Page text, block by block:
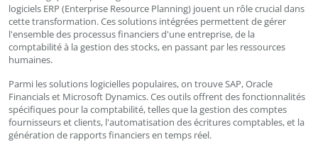
logiciels ERP (Enterprise Resource Planning) jouent un rôle crucial dans
cette transformation. Ces solutions intégrées permettent de gérer
l'ensemble des processus financiers d'une entreprise, de la
comptabilité à la gestion des stocks, en passant par les ressources
humaines.
Parmi les solutions logicielles populaires, on trouve SAP, Oracle
Financials et Microsoft Dynamics. Ces outils offrent des fonctionnalités
spécifiques pour la comptabilité, telles que la gestion des comptes
fournisseurs et clients, l'automatisation des écritures comptables, et la
génération de rapports financiers en temps réel.